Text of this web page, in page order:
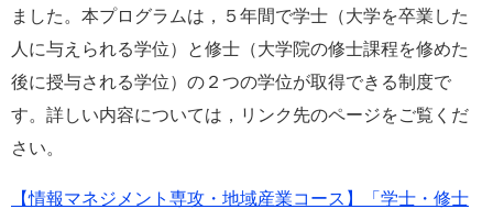
タ
検
索
ました。本プログラムは，５年間で学士（大学を卒業した
人に与えられる学位）と修士（大学院の修士課程を修めた
後に授与される学位）の２つの学位が取得できる制度で
す。詳しい内容については，リンク先のページをご覧くだ
さい。
【情報マネジメント専攻・地域産業コース】「学士・修士